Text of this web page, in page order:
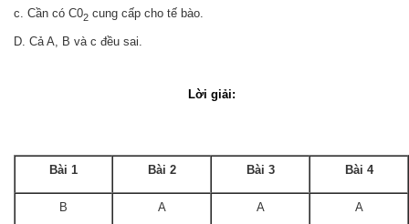
c. Cần có C02 cung cấp cho tế bào.
D. Cả A, B và c đều sai.
Lời giải:
Bài 1 Bài 2 Bài 3 Bài 4
B A A A